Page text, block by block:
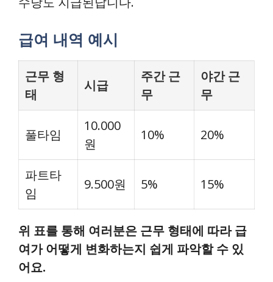
급여 내역 예시
근무 형
태
시급
주간 근
무
야간 근
무
풀타임
10.000
원
10% 20%
파트타
임
9.500원 5% 15%
위 표를 통해 여러분은 근무 형태에 따라 급
여가 어떻게 변화하는지 쉽게 파악할 수 있
어요.